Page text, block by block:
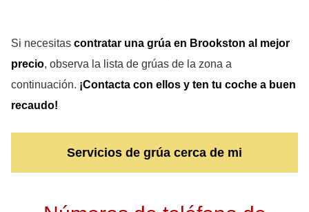
Si necesitas contratar una grúa en Brookston al mejor
precio, observa la lista de grúas de la zona a
continuación. ¡Contacta con ellos y ten tu coche a buen
recaudo!
Servicios de grúa cerca de mi